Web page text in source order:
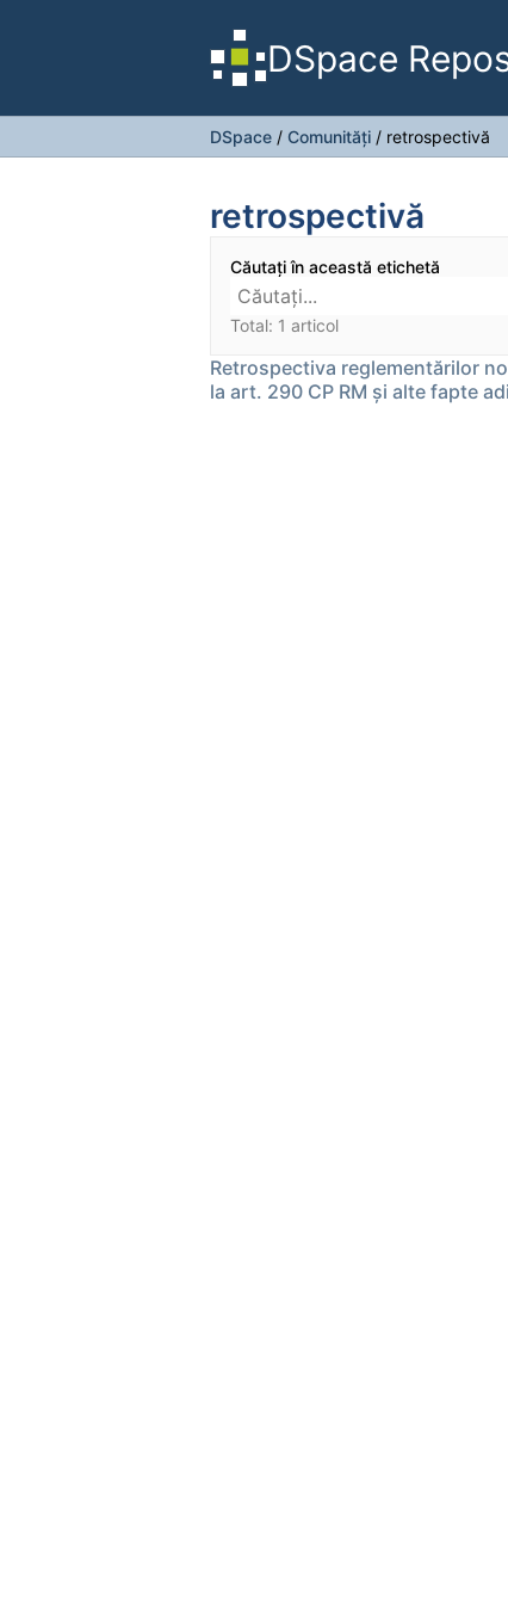
DSpace
DSpace / Comunități / retrospectivă
retrospectivă
Căutați în această etichetă
Total: 1 articol
Retrospectiva reglementărilor
la art. 290 CP RM și alte fapte